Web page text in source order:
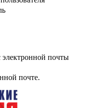
почты
почте.